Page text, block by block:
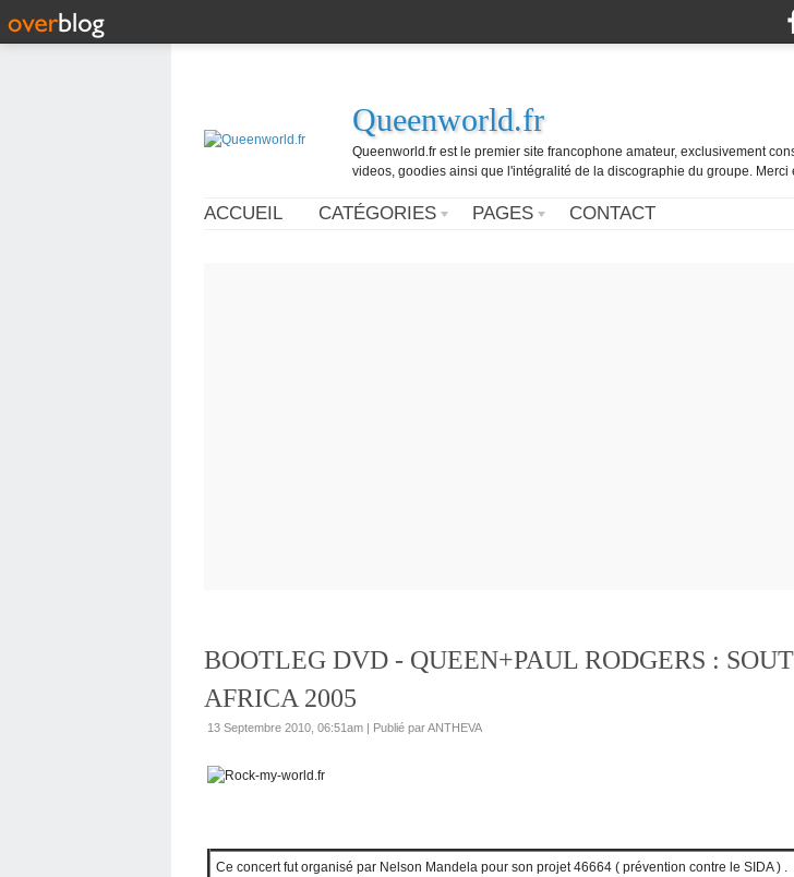
Queenworld.fr
Queenworld.fr est le premier site francophone amateur, exclusivement
videos, goodies ainsi que l'intégralité de la discographie du groupe.
ACCUEIL CATÉGORIES PAGES CONTACT
BOOTLEG DVD - QUEEN+PAUL RODGERS :
AFRICA 2005
13 Septembre 2010, 06:51am | Publié par ANTHEVA
Ce concert fut organisé par Nelson Mandela pour son projet 46664 ( prévention contre le SIDA ) .